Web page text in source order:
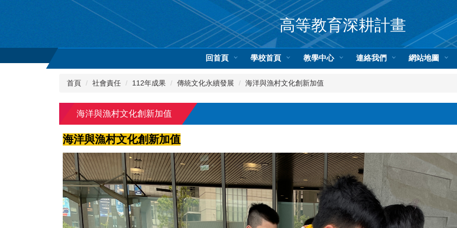
內
高等教育深耕計畫
回首頁 學校首頁 教學中心 連絡我們 網站地圖
首頁 社會責任 112年成果 傳統文化永續發展 海洋與漁村文化創新加值
海洋與漁村文化創新加值
海洋與漁村文化創新加值